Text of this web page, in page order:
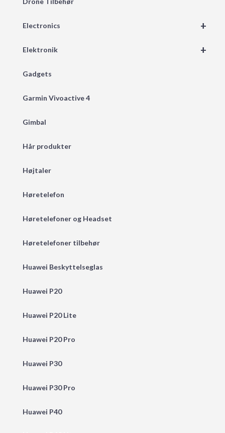
+
Electronics
+
Elektronik
Gadgets
Garmin Vivoactive 4
Gimbal
Hår produkter
Højtaler
Høretelefon
Høretelefoner og Headset
Høretelefoner tilbehør
Huawei Beskyttelseglas
Huawei P20
Huawei P20 Lite
Huawei P20 Pro
Huawei P30
Huawei P30 Pro
Huawei P40